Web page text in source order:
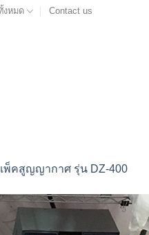
งหมด Contact us
พ็คสูญญากาศ รุ่น DZ-400